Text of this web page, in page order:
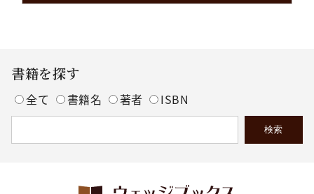
書籍を探す
全て 書籍名 著者 ISBN